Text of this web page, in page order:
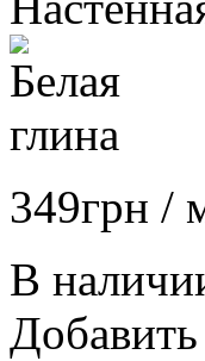
349грн /
В